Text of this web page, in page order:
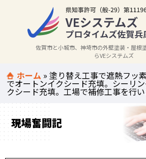
佐賀市と小城市、神埼市の外壁塗装・屋根
らVEシステムズ
ホーム »塗り替え工事で遮熱フッ
でオートンイクシード充填。シーリ
クシード充填。工場で補修工事を行い
現場奮闘記